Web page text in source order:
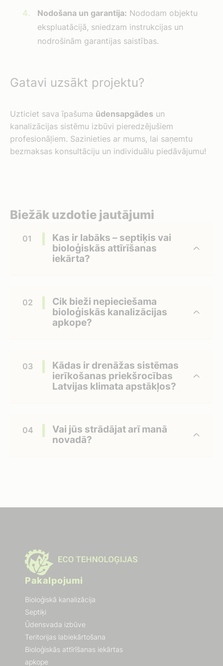
Nodošana un garantija: Nododam objektu
ekspluatācijā, sniedzam instrukcijas un
nodrošinām garantijas saistības.
Gatavi uzsākt projektu?
Uzticiet sava īpašuma ūdensapgādes un
kanalizācijas sistēmu izbūvi pieredzējušiem
profesionāļiem. Sazinieties ar mums, lai saņemtu
bezmaksas konsultāciju un individuālu piedāvājumu!
Biežāk uzdotie jautājumi
Kas ir labāks – septiķis vai
bioloģiskās attīrīšanas
iekārta?
Cik bieži nepieciešama
bioloģiskās kanalizācijas
apkope?
Kādas ir drenāžas sistēmas
ierīkošanas priekšrocības
Latvijas klimata apstākļos?
Vai jūs strādājat arī manā
novadā?
Pakalpojumi
Bioloģiskā kanalizācija
Septiķi
Ūdensvada izbūve
Teritorijas labiekārtošana
Bioloģiskās attīrīšanas iekārtas
apkope